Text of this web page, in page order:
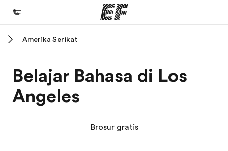
Daftar program
Lihat semua program
Amerika Serikat
Belajar Bahasa di Los
Angeles
Brosur gratis